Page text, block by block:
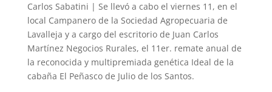
Carlos Sabatini | Se llevó a cabo el viernes 11, en el
local Campanero de la Sociedad Agropecuaria de
Lavalleja y a cargo del escritorio de Juan Carlos
Martínez Negocios Rurales, el 11er. remate anual de
la reconocida y multipremiada genética Ideal de la
cabaña El Peñasco de Julio de los Santos.